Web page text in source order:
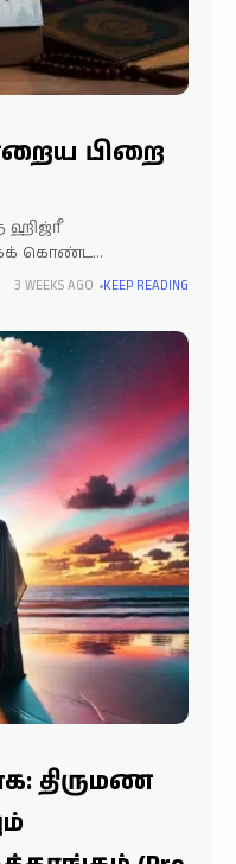
பிறை
ஹிஜ்ரீ
கொண்ட
அல்லாஹ்,
கேட்கிறார்கள்.
ஹஜ்ஜுக்கும்
(2:189) எனக்
குறிப்பிடுகிறான். மேலும், அண்ணல் நபி ﷺ அவர்கள்,
3 WEEKS AGO KEEP READING
திருமண